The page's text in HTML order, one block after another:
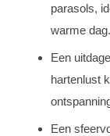
parasols,
warme dag.
Een
hartenlust
Een